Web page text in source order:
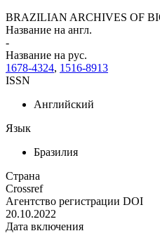
BRAZILIAN ARCHIVES OF
Название на англ.
-
Название на рус.
1678-4324, 1516-8913
ISSN
Английский
Язык
Бразилия
Страна
Crossref
Агентство регистрации DOI
20.10.2022
Дата включения